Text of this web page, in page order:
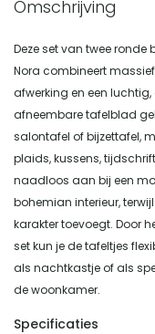
Deze set van twee ronde
Nora combineert
afwerking en een
afneembare tafelblad
salontafel of bijzettafel,
plaids, kussens,
naadloos aan bij een
bohemian interieur,
karakter toevoegt. Door
set kun je de tafeltjes
als nachtkastje of als
de woonkamer.
Specificaties